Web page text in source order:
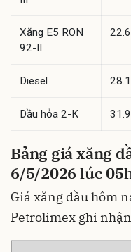
Xăng E5 RON
92-II
Diesel
Dầu hỏa 2-K
Bảng giá xăng
6/5/2026 lúc
Giá xăng dầu hôm
Petrolimex ghi